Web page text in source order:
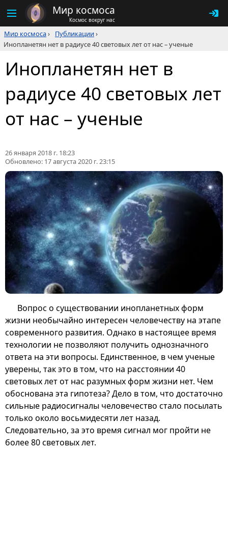
Мир космоса
Космос вокруг нас
Мир космоса› Публикации›
Инопланетян нет в радиусе 40 световых лет от нас – ученые
Инопланетян нет в
радиусе 40 световых лет
от нас – ученые
26 января 2018 г. 18:23
Обновлено: 17 августа 2020 г. 23:15
Вопрос о существовании инопланетных форм
жизни необычайно интересен человечеству на этапе
современного развития. Однако в настоящее время
технологии не позволяют получить однозначного
ответа на эти вопросы. Единственное, в чем ученые
уверены, так это в том, что на расстоянии 40
световых лет от нас разумных форм жизни нет. Чем
обоснована эта гипотеза? Дело в том, что достаточно
сильные радиосигналы человечество стало посылать
только около восьмидесяти лет назад.
Следовательно, за это время сигнал мог пройти не
более 80 световых лет.